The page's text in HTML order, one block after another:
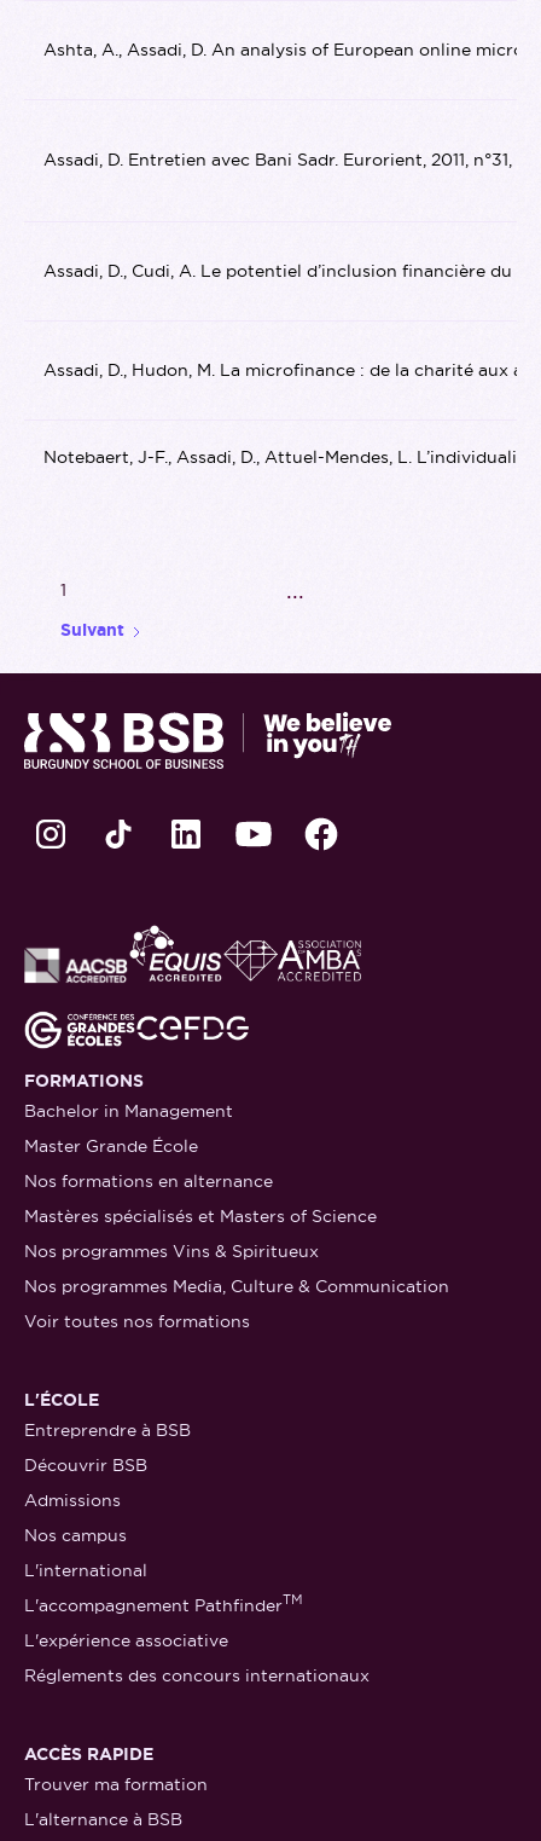
Ashta, A., Assadi, D. An analysis of European online
Assadi, D. Entretien avec Bani Sadr. Eurorient, 2011, n°31, p.
Assadi, D., Cudi, A. Le potentiel d’inclusion financière du
Assadi, D., Hudon, M. La microfinance : de la charité aux
Notebaert, J-F., Assadi, D., Attuel-Mendes, L.
1 ...
Suivant
FORMATIONS
Bachelor in Management
Master Grande École
Nos formations en alternance
Mastères spécialisés et Masters of Science
Nos programmes Vins & Spiritueux
Nos programmes Media, Culture & Communication
Voir toutes nos formations
L'ÉCOLE
Entreprendre à BSB
Découvrir BSB
Admissions
Nos campus
L'international
L'accompagnement PathfinderTM
L'expérience associative
Réglements des concours internationaux
ACCÈS RAPIDE
Trouver ma formation
L'alternance à BSB